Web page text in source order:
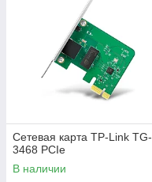
Сетевая карта TP-Link TG-
3468 PCIe
В наличии